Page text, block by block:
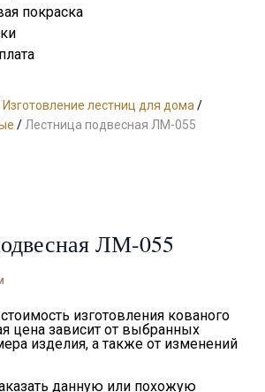
покраска
Изготовление лестниц для дома /
/ Лестница подвесная ЛМ-055
ЛМ-055
изготовления кованого
цена зависит от выбранных
изделия, а также от изменений
данную или похожую